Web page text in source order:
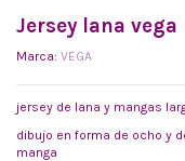
Jersey lana vega
Marca: VEGA
jersey de lana y mangas
dibujo en forma de ocho y
manga